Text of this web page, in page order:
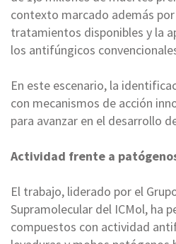
contexto marcado además
tratamientos disponibles y la
los antifúngicos
En este escenario, la
con mecanismos de acción
para avanzar en el desarrollo
Actividad frente a
El trabajo, liderado por el
Supramolecular del ICMol, ha
compuestos con actividad